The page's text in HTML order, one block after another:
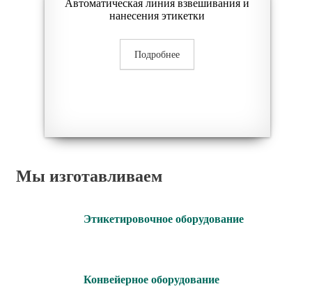
Автоматическая линия взвешивания и
нанесения этикетки
Подробнее
Мы изготавливаем
Этикетировочное оборудование
Конвейерное оборудование